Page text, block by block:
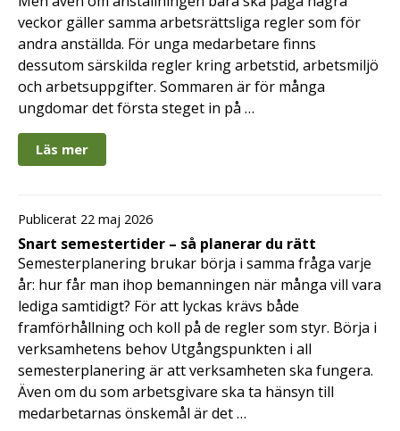
veckor gäller samma arbetsrättsliga regler som för
andra anställda. För unga medarbetare finns
dessutom särskilda regler kring arbetstid, arbetsmiljö
och arbetsuppgifter. Sommaren är för många
ungdomar det första steget in på …
Läs mer
Publicerat 22 maj 2026
Snart semestertider – så planerar du rätt
Semesterplanering brukar börja i samma fråga varje
år: hur får man ihop bemanningen när många vill vara
lediga samtidigt? För att lyckas krävs både
framförhållning och koll på de regler som styr. Börja i
verksamhetens behov Utgångspunkten i all
semesterplanering är att verksamheten ska fungera.
Även om du som arbetsgivare ska ta hänsyn till
medarbetarnas önskemål är det …